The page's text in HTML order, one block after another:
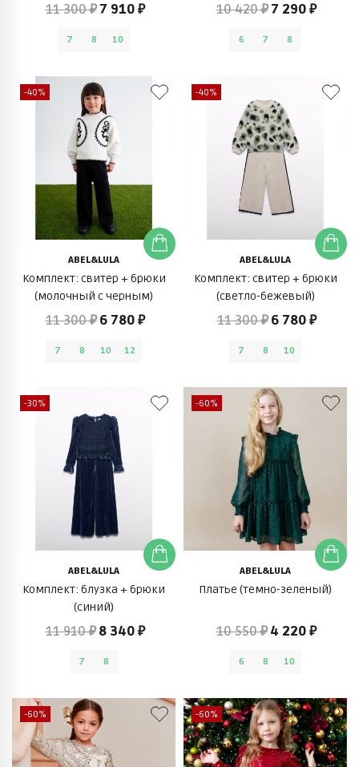
11 300 ₽ 7 910 ₽
7 8 10
10 420 ₽ 7 290 ₽
6 7 8
-40%
ABEL&LULA
Комплект: свитер + брюки
(молочный с черным)
11 300 ₽ 6 780 ₽
7 8 10 12
-40%
ABEL&LULA
Комплект: свитер + брюки
(светло-бежевый)
11 300 ₽ 6 780 ₽
7 8 10
-30%
ABEL&LULA
Комплект: блузка + брюки
(синий)
11 910 ₽ 8 340 ₽
7 8
-60%
ABEL&LULA
Платье (темно-зеленый)
10 550 ₽ 4 220 ₽
6 8 10
-60% -60%